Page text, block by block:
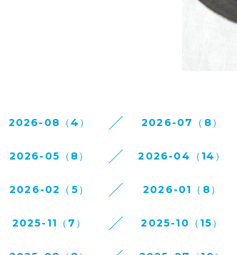
2026-08（4） 2026-07（8）
2026-05（8） 2026-04（14）
2026-02（5） 2026-01（8）
2025-11（7） 2025-10（15）